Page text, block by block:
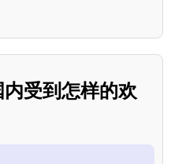
受到怎样的欢